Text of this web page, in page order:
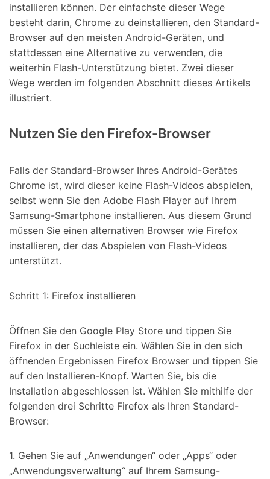
installieren können. Der einfachste dieser Wege
besteht darin, Chrome zu deinstallieren, den Standard-
Browser auf den meisten Android-Geräten, und
stattdessen eine Alternative zu verwenden, die
weiterhin Flash-Unterstützung bietet. Zwei dieser
Wege werden im folgenden Abschnitt dieses Artikels
illustriert.
Nutzen Sie den Firefox-Browser
Falls der Standard-Browser Ihres Android-Gerätes
Chrome ist, wird dieser keine Flash-Videos abspielen,
selbst wenn Sie den Adobe Flash Player auf Ihrem
Samsung-Smartphone installieren. Aus diesem Grund
müssen Sie einen alternativen Browser wie Firefox
installieren, der das Abspielen von Flash-Videos
unterstützt.
Schritt 1: Firefox installieren
Öffnen Sie den Google Play Store und tippen Sie
Firefox in der Suchleiste ein. Wählen Sie in den sich
öffnenden Ergebnissen Firefox Browser und tippen Sie
auf den Installieren-Knopf. Warten Sie, bis die
Installation abgeschlossen ist. Wählen Sie mithilfe der
folgenden drei Schritte Firefox als Ihren Standard-
Browser:
1. Gehen Sie auf „Anwendungen“ oder „Apps“ oder
„Anwendungsverwaltung“ auf Ihrem Samsung-